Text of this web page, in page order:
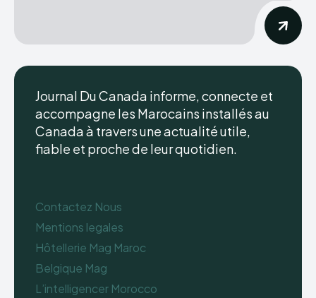
Journal Du Canada informe, connecte et
accompagne les Marocains installés au
Canada à travers une actualité utile,
fiable et proche de leur quotidien.
Contactez Nous
Mentions legales
Hôtellerie Mag Maroc
Belgique Mag
L’intelligencer Morocco